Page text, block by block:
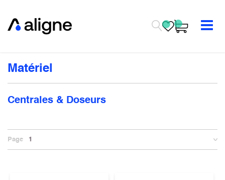
Matériel
Centrales & Doseurs
Page 1